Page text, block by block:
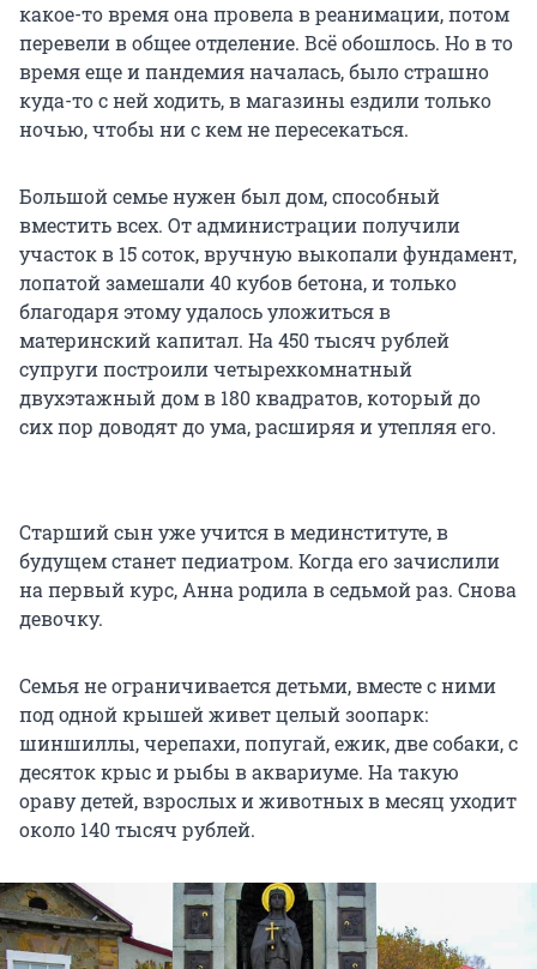
какое-то время она провела в реанимации, потом
перевели в общее отделение. Всё обошлось. Но в то
время еще и пандемия началась, было страшно
куда-то с ней ходить, в магазины ездили только
ночью, чтобы ни с кем не пересекаться.
Большой семье нужен был дом, способный
вместить всех. От администрации получили
участок в 15 соток, вручную выкопали фундамент,
лопатой замешали 40 кубов бетона, и только
благодаря этому удалось уложиться в
материнский капитал. На 450 тысяч рублей
супруги построили четырехкомнатный
двухэтажный дом в 180 квадратов, который до
сих пор доводят до ума, расширяя и утепляя его.
Старший сын уже учится в мединституте, в
будущем станет педиатром. Когда его зачислили
на первый курс, Анна родила в седьмой раз. Снова
девочку.
Семья не ограничивается детьми, вместе с ними
под одной крышей живет целый зоопарк:
шиншиллы, черепахи, попугай, ежик, две собаки, с
десяток крыс и рыбы в аквариуме. На такую
ораву детей, взрослых и животных в месяц уходит
около 140 тысяч рублей.